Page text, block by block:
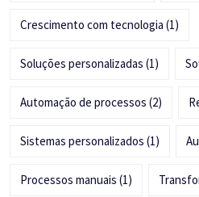
Crescimento com tecnologia (1)
Soluções personalizadas (1)
Automação de processos (2)
Sistemas personalizados (1)
Processos manuais (1)